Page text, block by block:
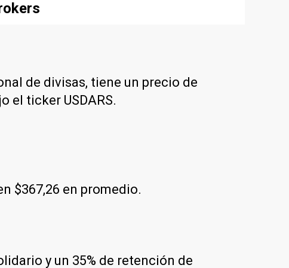
de divisas, tiene un precio de
el ticker USDARS.
$367,26 en promedio.
y un 35% de retención de